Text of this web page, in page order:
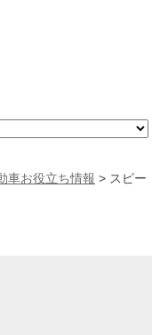
車お役立ち情報 > スピー